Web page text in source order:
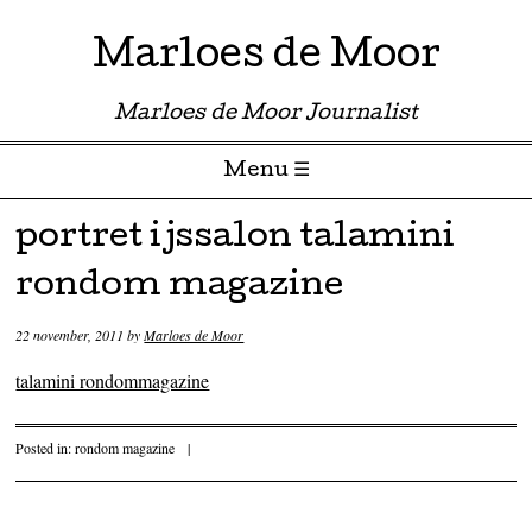
Marloes de Moor
Marloes de Moor Journalist
Menu ☰
Skip to content
portret ijssalon talamini
rondom magazine
22 november, 2011 byMarloes de Moor
talamini rondommagazine
Posted in:rondom magazine |